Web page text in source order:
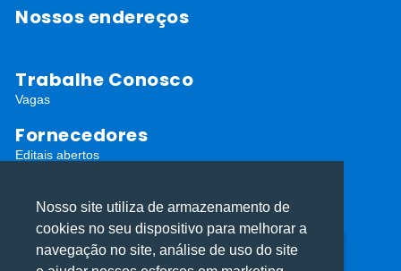
Utilizamos cookies para oferecer melhor
Utilizamos cookies para oferecer melhor
Nossos endereços
Trabalhe Conosco
Vagas
Fornecedores
Editais abertos
Redes Sociais
Nosso site utiliza de armazenamento de
cookies no seu dispositivo para melhorar a
navegação no site, análise de uso do site